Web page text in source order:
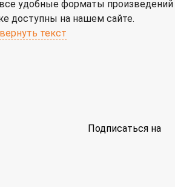
удобные форматы произведений
доступны на нашем сайте.
текст
Подписаться на